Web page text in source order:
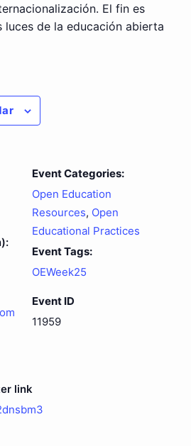
El fin es
luces de la educación abierta
Event Categories:
Open Education
Resources, Open
Educational Practices
Event Tags:
OEWeek25
Event ID
11959
link